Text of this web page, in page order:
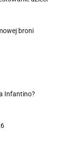
broni
Infantino?